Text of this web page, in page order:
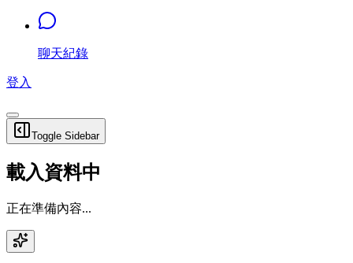
聊天紀錄
登入
Toggle Sidebar
載入資料中
正在準備內容...